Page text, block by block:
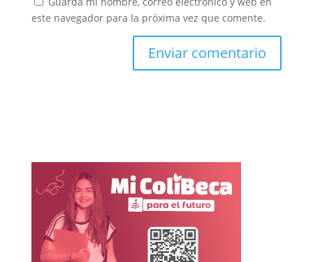
este navegador para la próxima vez que comente.